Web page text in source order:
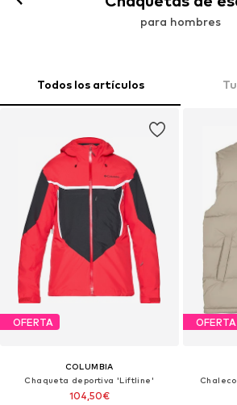
para hombres
Todos los artículos
OFERTA
COLUMBIA
Chaqueta deportiva 'Liftline'
104,50€
OFERTA